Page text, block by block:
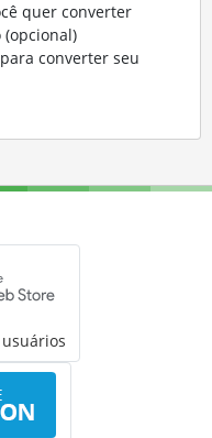
quer converter
converter seu